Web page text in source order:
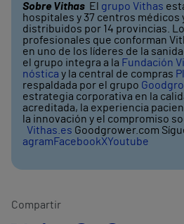
Sobre Vithas El grupo Vithas
hospitales y 37 centros médicos
distribuidos por 14 provincias.
profesionales que conforman
en uno de los líderes de la
el grupo integra a la Fundación
nóstica y la central de compras
respaldada por el grupo
estrategia corporativa en la
acreditada, la experiencia
la innovación y el compromiso
Vithas.es Goodgrower.com
agramFacebookXYoutube
Compartir